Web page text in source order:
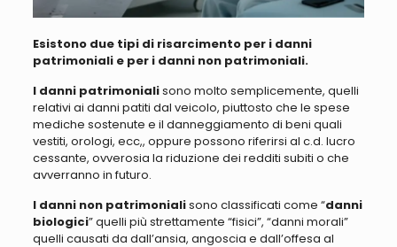
Esistono due tipi di risarcimento per i danni
patrimoniali e per i danni non patrimoniali.
I danni patrimonialisono molto semplicemente, quelli
relativi ai danni patiti dal veicolo, piuttosto che le spese
mediche sostenute e il danneggiamento di beni quali
vestiti, orologi, ecc,, oppure possono riferirsi al c.d. lucro
cessante, ovverosia la riduzione dei redditi subiti o che
avverranno in futuro.
I danni non patrimonialisono classificati come “danni
biologici” quelli più strettamente “fisici”, “danni morali”
quelli causati da dall’ansia, angoscia e dall’offesa al